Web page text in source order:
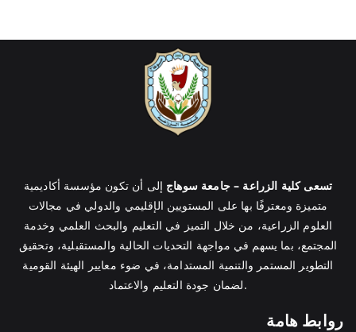
تسعى كلية الزراعة – جامعة سوهاج إلى أن تكون مؤسسة أكاديمية
متميزة ومعترفًا بها على المستويين الإقليمي والدولي في مجالات
العلوم الزراعية، من خلال التميز في التعليم والبحث العلمي وخدمة
المجتمع، بما يسهم في مواجهة التحديات الحالية والمستقبلية، وتحقيق
التطوير المستمر والتنمية المستدامة، في ضوء معايير الهيئة القومية
لضمان جودة التعليم والاعتماد.
روابط هامة